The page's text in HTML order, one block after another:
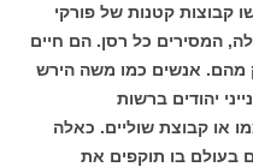
קבוצות קטנות של פורקי
המסירים כל רסן. הם חיים
אנשים כמו משה הירש
יהודים ברשות
או קבוצת שוליים. כאלה
בעולם בו תוקפים את